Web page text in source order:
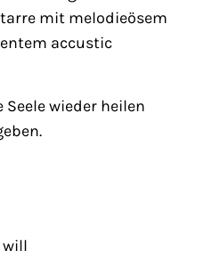
mit melodieösem
accustic
Seele wieder heilen